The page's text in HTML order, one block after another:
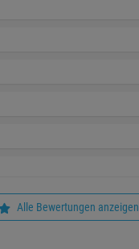
Alle Bewertungen anzeigen